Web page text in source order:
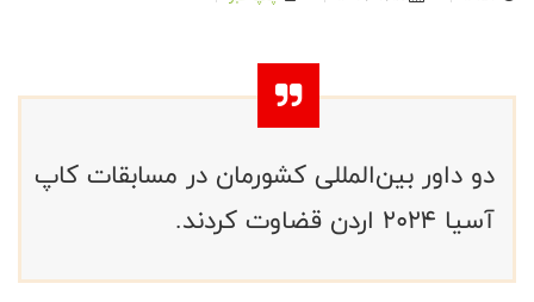
دو داور بین‌المللی کشورمان در مسابقات کاپ
آسیا ۲۰۲۴ اردن قضاوت کردند.